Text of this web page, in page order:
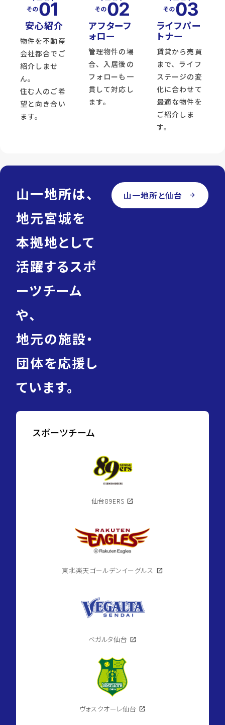
安心紹介
物件を不動産
会社都合でご
紹介しませ
ん。
住む人のご希
望と向き合い
ます。
アフターフ
ォロー
管理物件の場
合、入居後の
フォローも一
貫して対応し
ます。
ライフパー
トナー
賃貸から売買
まで、ライフ
ステージの変
化に合わせて
最適な物件を
ご紹介しま
す。
山一地所は、
地元宮城を
本拠地として
活躍するスポ
ーツチーム
や、
地元の施設・
団体を応援し
ています。
山一地所と仙台 arrow_forward
スポーツチーム
仙台89ERS open_in_new
東北楽天ゴールデンイーグルス open_in_new
ベガルタ仙台 open_in_new
ヴォスクオーレ仙台 open_in_new